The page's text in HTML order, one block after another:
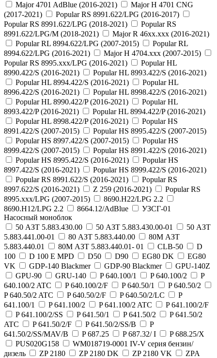
Major 4701 AdBlue (2016-2021)
Major H 4701 CNG
(2017-2021)
Popular RS 8991.622/LPG (2016-2017)
Popular RS 8991.622/LPG (2018-2021)
Popular RS
8991.622/LPG/M (2018-2021)
Major R 46xx.xxx (2016-2021)
Popular RL 8994.622/LPG (2007-2015)
Popular RL
8994.622/LPG (2016-2021)
Major H 4704.xxx (2007-2015)
Popular RS 8995.xxx/LPG (2016-2021)
Popular HL
8990.422/S (2016-2021)
Popular HL 8993.422/S (2016-2021)
Popular HL 8994.422/S (2016-2021)
Popular HL
8996.422/S (2016-2021)
Popular HL 8998.422/S (2016-2021)
Popular HL 8990.422/P (2016-2021)
Popular HL
8993.422/P (2016-2021)
Popular HL 8994.422/P (2016-2021)
Popular HL 8998.422/P (2016-2021)
Popular HS
8991.422/S (2007-2015)
Popular HS 8995.422/S (2007-2015)
Popular HS 8997.422/S (2007-2015)
Popular HS
8999.422/S (2007-2015)
Popular HS 8991.422/S (2016-2021)
Popular HS 8995.422/S (2016-2021)
Popular HS
8997.422/S (2016-2021)
Popular HS 8999.422/S (2016-2021)
Popular RS 8991.622/S (2016-2021)
Popular RS
8997.622/S (2016-2021)
Z 259 (2016-2021)
Popular RS
8995.xxx/LPG (2007-2015)
8690.H22/LPG 2.2
8690.H12/LPG 2.2
8664.12/AdBlue
УЗСГ-01
Насосный моноблок
50 АЗТ 5.883.430.00
50 АЗТ 5.883.430.00-01
50 АЗТ
5.883.441.00-01
80 АЗТ 5.883.440.00
80М АЗТ
5.883.440.01
80М АЗТ 5.883.440.01- 01 CLB-50
D
100
D 100 E MPD D50 D90 EG80 DK
EG80
VK
GDP-140 Blackmer GDP-90 Blackmer
GPU-140Z
GPU-90
GRU-140 P 640.100/1 P 640.100/2
P
640.100/2 ATC
P 640.100/2/F P 640.50/1
P 640.50/2
P 640.50/2 ATC
P 640.50/2/F P 640.50/2/LC
P
641.100/1
P 641.100/2 P 641.100/2 ATC
P 641.100/2/F
P 641.100/2/SS
P 641.50/1 P 641.50/2
P 641.50/2
ATC
P 641.50/2/F P 641.50/2/SS/B
P
641.50/2/SS/MAV/B
P 687.25 P 687.32/ I
P 688.25/X
PUS020G158
WM018719-0001 IV-V серия бензин/
дизель
ZP 2180 ZP 2180 DK ZP 2180 VK
ZPA